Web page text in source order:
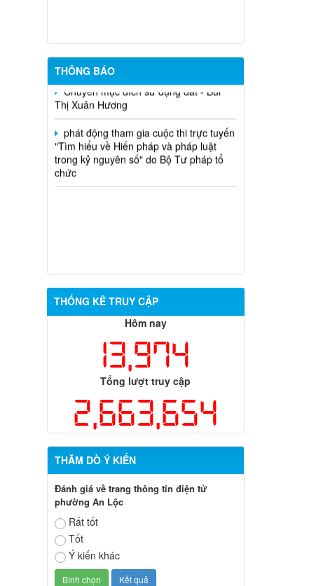
THÔNG BÁO
Chuyển mục đích sử dụng đất - Bùi
Thị Xuân Hương
phát động tham gia cuộc thi trực tuyến
"Tìm hiểu về Hiến pháp và pháp luật
trong kỷ nguyên số" do Bộ Tư pháp tổ
chức
THỐNG KÊ TRUY CẬP
Hôm nay
13,974
Tổng lượt truy cập
2,663,654
THĂM DÒ Ý KIẾN
Đánh giá về trang thông tin điện tử
phường An Lộc
Rất tốt
Tốt
Ý kiến khác